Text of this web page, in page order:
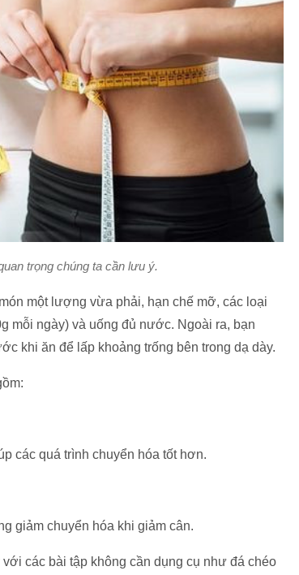
trọng chúng ta cần lưu ý.
một lượng vừa phải, hạn chế mỡ, các loại
mỗi ngày) và uống đủ nước. Ngoài ra, bạn
khi ăn để lấp khoảng trống bên trong dạ dày.
các quá trình chuyển hóa tốt hơn.
giảm chuyển hóa khi giảm cân.
các bài tập không cần dụng cụ như đá chéo